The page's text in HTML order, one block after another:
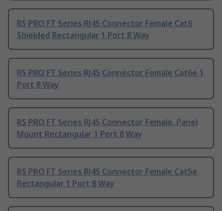
RS PRO FT Series RJ45 Connector Female Cat6
Shielded Rectangular 1 Port 8 Way
RS PRO FT Series RJ45 Connector Female Cat6e 1
Port 8 Way
RS PRO FT Series RJ45 Connector Female, Panel
Mount Rectangular 1 Port 8 Way
RS PRO FT Series RJ45 Connector Female Cat5e
Rectangular 1 Port 8 Way